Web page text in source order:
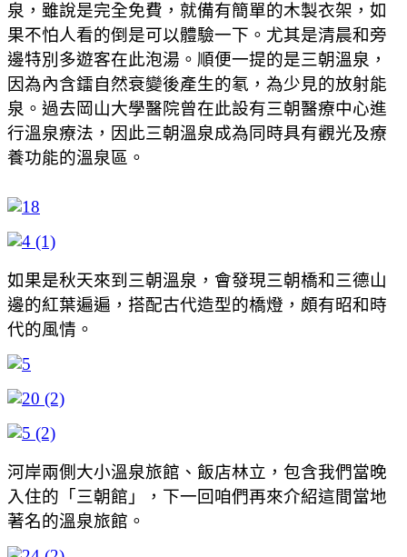
泉，雖說是完全免費，就備有簡單的木製衣架，如
果不怕人看的倒是可以體驗一下。尤其是清晨和旁
邊特別多遊客在此泡湯。順便一提的是三朝溫泉，
因為內含鐳自然衰變後產生的氡，為少見的放射能
泉。過去岡山大學醫院曾在此設有三朝醫療中心進
行溫泉療法，因此三朝溫泉成為同時具有觀光及療
養功能的溫泉區。
如果是秋天來到三朝溫泉，會發現三朝橋和三德山
邊的紅葉遍遍，搭配古代造型的橋燈，頗有昭和時
代的風情。
河岸兩側大小溫泉旅館、飯店林立，包含我們當晚
入住的「三朝館」，下一回咱們再來介紹這間當地
著名的溫泉旅館。